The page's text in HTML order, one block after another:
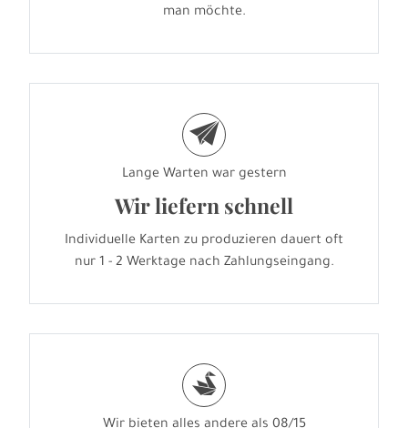
man möchte.
e
Lange Warten war gestern
Wir liefern schnell
Individuelle Karten zu produzieren dauert oft
nur 1 - 2 Werktage nach Zahlungseingang.
s